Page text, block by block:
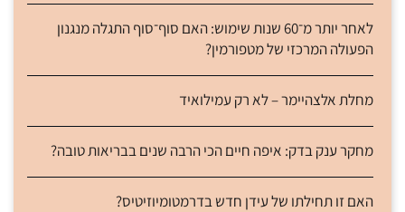
לאחר יותר מ־60 שנות שימוש: האם סוף־סוף התגלה מנגנון
הפעולה המרכזי של מטפורמין?
מחלת אלצהיימר – לא רק עמילואיד
מחקר ענק בדק: איפה חיים הכי הרבה שנים בבריאות טובה?
האם זו תחילתו של עידן חדש בדרמטומיוזיטיס?